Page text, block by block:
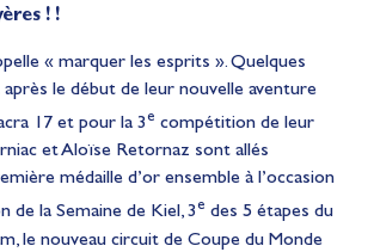
! !
« marquer les esprits ». Quelques
le début de leur nouvelle aventure
17 et pour la 3e compétition de leur
et Aloïse Retornaz sont allés
médaille d’or ensemble à l’occasion
de la Semaine de Kiel, 3e des 5 étapes du
le nouveau circuit de Coupe du Monde